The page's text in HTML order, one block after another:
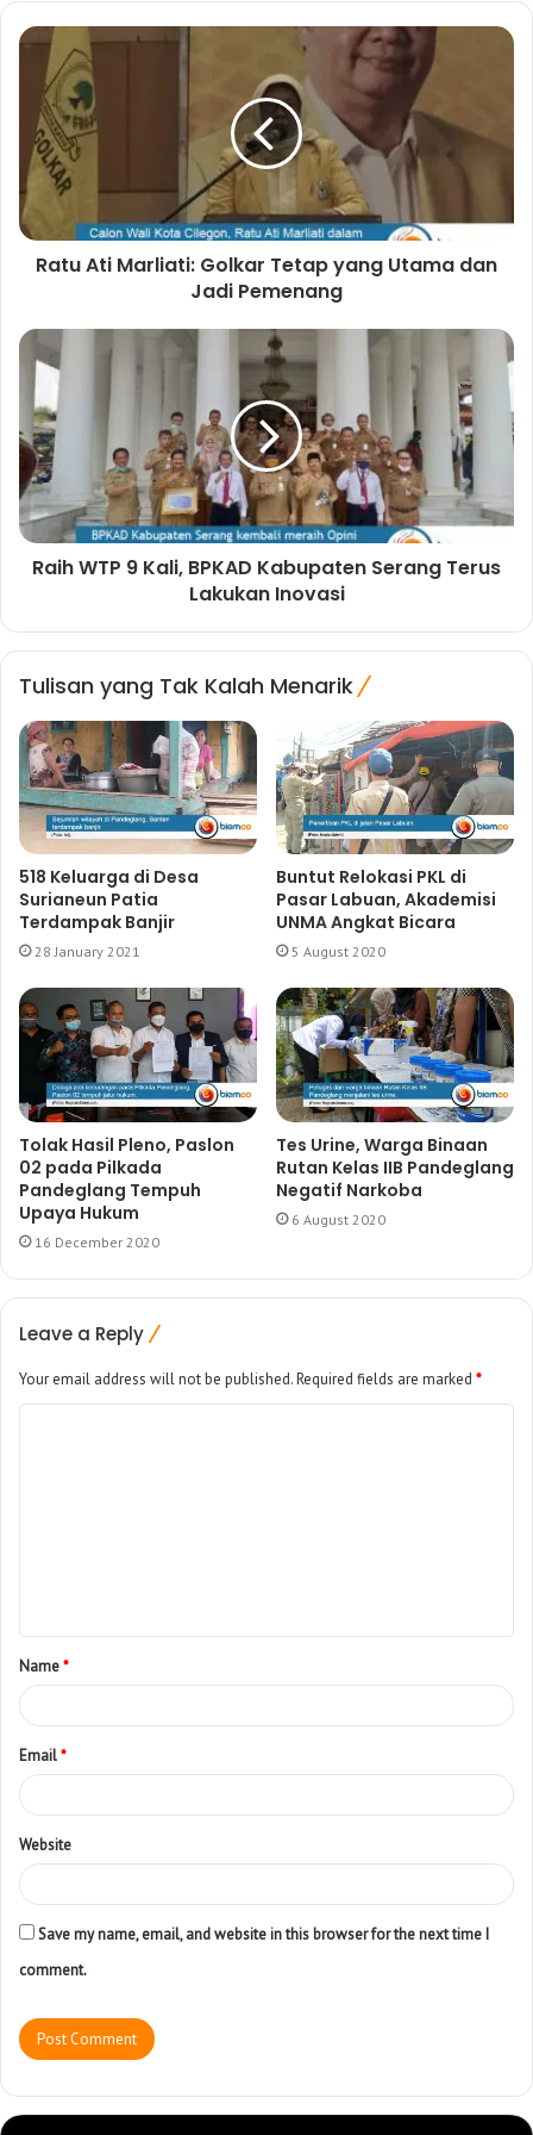
s
t
e
Ratu Ati Marliati: Golkar Tetap yang Utama dan
Jadi Pemenang
Raih WTP 9 Kali, BPKAD Kabupaten Serang Terus
Lakukan Inovasi
Tulisan yang Tak Kalah Menarik
518 Keluarga di Desa
Surianeun Patia
Terdampak Banjir
28 January 2021
Buntut Relokasi PKL di
Pasar Labuan, Akademisi
UNMA Angkat Bicara
5 August 2020
Tolak Hasil Pleno, Paslon
02 pada Pilkada
Pandeglang Tempuh
Upaya Hukum
16 December 2020
Tes Urine, Warga Binaan
Rutan Kelas IIB Pandeglang
Negatif Narkoba
6 August 2020
Leave a Reply
Your email address will not be published.Required fields are marked *
Name*
Email*
Website
Save my name, email, and website in this browser for the next time I
comment.